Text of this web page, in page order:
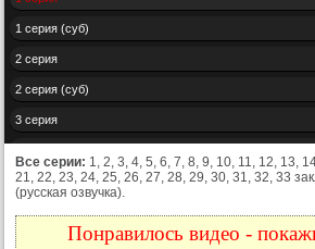
1 серия (суб)
2 серия
2 серия (суб)
3 серия
4 серия
5 серия
Все серии: 1, 2, 3, 4, 5, 6, 7, 8, 9, 10, 11, 12, 13,
21, 22, 23, 24, 25, 26, 27, 28, 29, 30, 31, 32, 33
(русская озвучка).
Понравилось видео -